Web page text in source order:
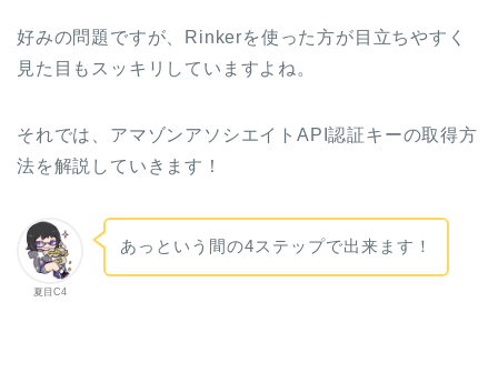
好みの問題ですが、Rinkerを使った方が目立ちやすく
見た目もスッキリしていますよね。
それでは、アマゾンアソシエイトAPI認証キーの取得方
法を解説していきます！
夏目C4
あっという間の4ステップで出来ます！